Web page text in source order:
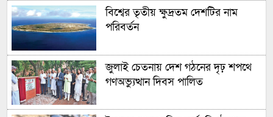
বিশ্বের তৃতীয় ক্ষুদ্রতম দেশটির নাম
পরিবর্তন
জুলাই চেতনায় দেশ গঠনের দৃঢ় শপথে
গণঅভ্যুত্থান দিবস পালিত